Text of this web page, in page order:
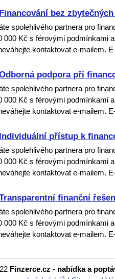
Financování bez
spolehlivého partnera pro
000 Kč s férovými podmínkami
kontaktovat e-mailem.
podpora při
spolehlivého partnera pro
000 Kč s férovými podmínkami
kontaktovat e-mailem.
Individuální přístup k
spolehlivého partnera pro
000 Kč s férovými podmínkami
kontaktovat e-mailem.
finanční
spolehlivého partnera pro
000 Kč s férovými podmínkami
kontaktovat e-mailem.
Finzerce.cz - nabídka a